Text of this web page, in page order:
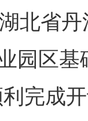
省丹
园区
完成